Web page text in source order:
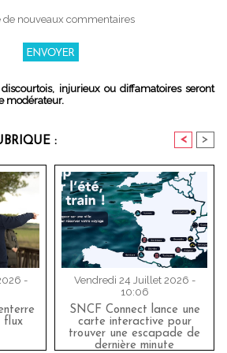
de nouveaux commentaires
injurieux ou diffamatoires seront
modérateur.
: < >
-
flux
Vendredi 24 Juillet 2026 -
10:06
SNCF Connect lance une
carte interactive pour
trouver une escapade de
dernière minute